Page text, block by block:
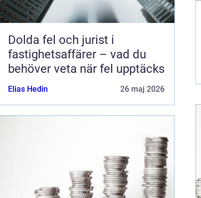
Dolda fel och jurist i
fastighetsaffärer – vad du
behöver veta när fel upptäcks
Elias Hedin 26 maj 2026